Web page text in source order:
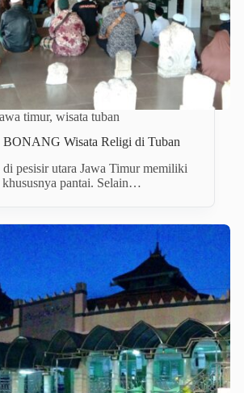
timur, wisata tuban
Wisata Religi di Tuban
pesisir utara Jawa Timur memiliki
pantai. Selain…